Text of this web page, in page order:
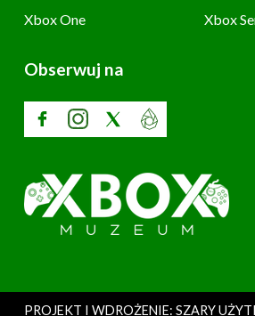
Xbox One
Xbox
Obserwuj na
PROJEKT I WDROŻENIE: SZARY